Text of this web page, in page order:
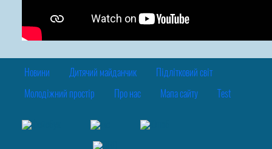
Новини Дитячий майданчик Підлітковий світ
Молодіжний простір Про нас Мапа сайту Test